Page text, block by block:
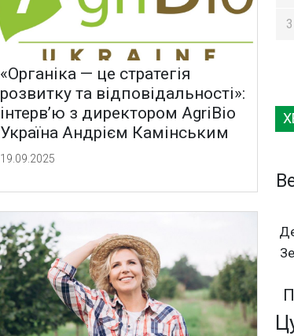
«Органіка — це стратегія
розвитку та відповідальності»:
інтерв’ю з директором AgriBio
Україна Андрієм Камінським
19.09.2025